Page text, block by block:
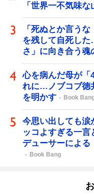
「世界一不気味
「死ぬとか言う
を残して自死し
さ」に向き合う魂
心を病んだ母が「
れに…ノブコブ徳
を明かす
Book
今思い出しても
ッコよすぎる一
デューサーによる
Book Bang